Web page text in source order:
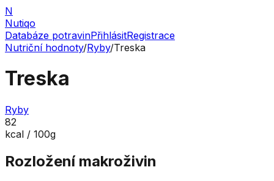
N
Nutiqo
Databáze potravinPřihlásitRegistrace
Nutriční hodnoty/Ryby/Treska
Treska
Ryby
82
kcal / 100g
Rozložení makroživin